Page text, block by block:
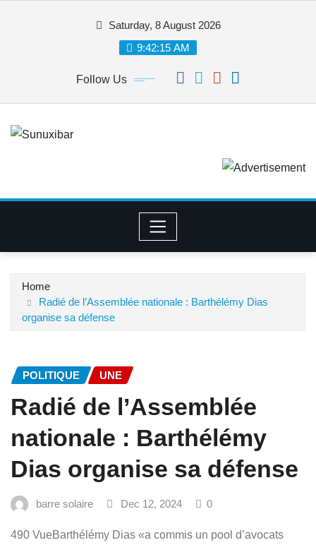
Saturday, 8 August 2026
9:42:15 AM
Follow Us
Home
Radié de l’Assemblée nationale : Barthélémy Dias
organise sa défense
POLITIQUE UNE
Radié de l’Assemblée
nationale : Barthélémy
Dias organise sa défense
barre solaire Dec 12, 2024 0
490 VueBarthélémy Dias «a commis un pool d’avocats